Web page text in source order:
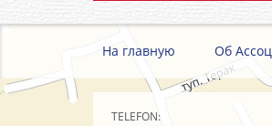
На главную Об
TELEFON: